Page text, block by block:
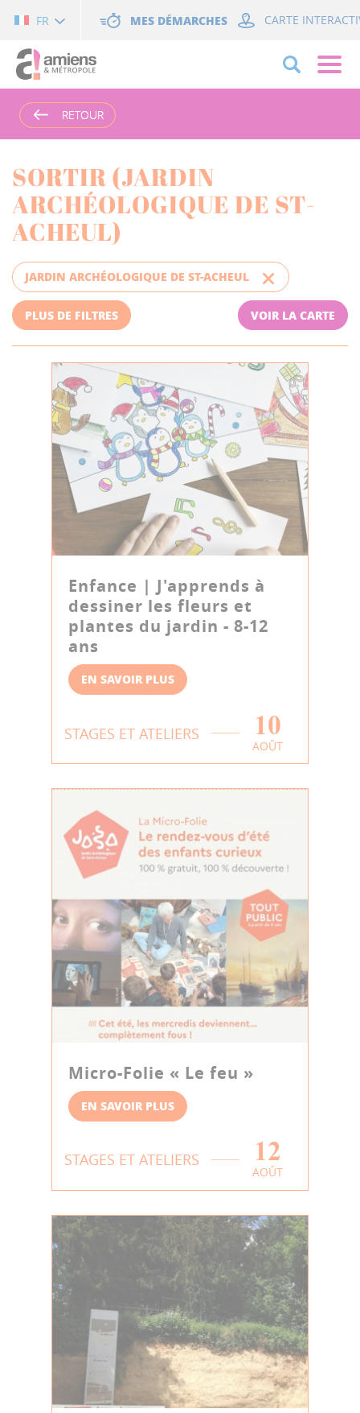
FR MES DÉMARCHES CARTE
RETOUR
RETOUR
SORTIR (JARDIN
ARCHÉOLOGIQUE DE ST-
ACHEUL)
JARDIN ARCHÉOLOGIQUE DE ST-ACHEUL
PLUS DE FILTRES VOIR LA CARTE
Enfance | J'apprends à
dessiner les fleurs et
plantes du jardin - 8-12
ans
EN SAVOIR PLUS
STAGES ET ATELIERS 10
AOÛT
Micro-Folie « Le feu »
EN SAVOIR PLUS
STAGES ET ATELIERS 12
AOÛT